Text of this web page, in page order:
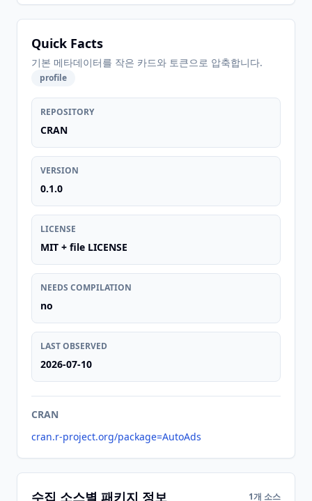
Quick Facts
기본 메타데이터를 작은 카드와 토큰으로 압축합니다.
profile
REPOSITORY
CRAN
VERSION
0.1.0
LICENSE
MIT + file LICENSE
NEEDS COMPILATION
no
LAST OBSERVED
2026-07-10
CRAN
cran.r-project.org/package=AutoAds
수집 소스별 패키지 정보 1개 소스